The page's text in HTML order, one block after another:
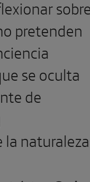
pretenden
se oculta
de
la